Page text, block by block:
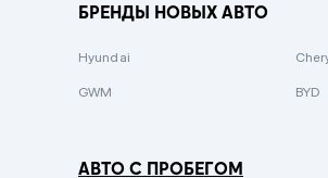
Зеленый металлик
БРЕНДЫ НОВЫХ АВТО
Hyundai
GWM BYD
АВТО С ПРОБЕГОМ